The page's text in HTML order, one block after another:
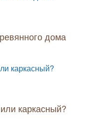
дома
каркасный?